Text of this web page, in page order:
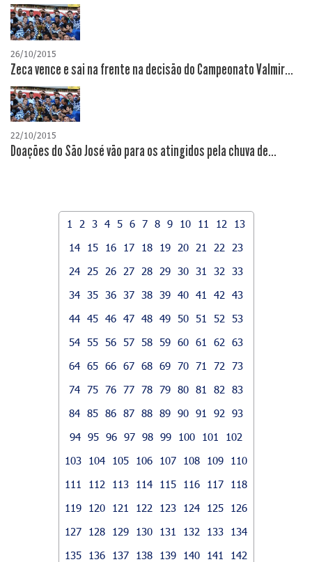
26/10/2015
Zeca vence e sai na frente na decisão do Campeonato Valmir...
22/10/2015
Doações do São José vão para os atingidos pela chuva de...
1 2 3 4 5 6 7 8 9 10 11 12
13
14
15 16 17 18 19 20 21 22
23
24
25 26 27 28 29 30 31 32
33
34 35 36 37 38 39 40 41 42
43
44 45 46 47 48 49 50 51 52
53
54 55 56 57 58 59 60 61 62
63
64 65 66 67 68 69 70 71 72
73
74 75 76 77 78 79 80 81 82
83
84 85 86 87 88 89 90 91 92
93
94 95 96 97 98 99 100 101
102
103
104 105 106 107 108 109
110
111
112 113 114 115 116 117
118
119
120 121 122 123 124 125
126
127
128 129 130 131 132 133
134
135
136 137 138 139 140 141
142